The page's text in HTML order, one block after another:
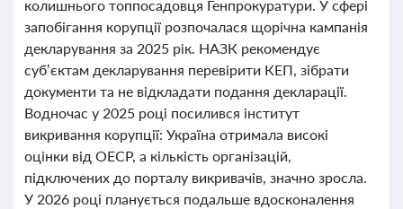
колишнього топпосадовця Генпрокуратури. У сфері
запобігання корупції розпочалася щорічна кампанія
декларування за 2025 рік. НАЗК рекомендує
суб’єктам декларування перевірити КЕП, зібрати
документи та не відкладати подання декларації.
Водночас у 2025 році посилився інститут
викривання корупції: Україна отримала високі
оцінки від ОЕСР, а кількість організацій,
підключених до порталу викривачів, значно зросла.
У 2026 році планується подальше вдосконалення